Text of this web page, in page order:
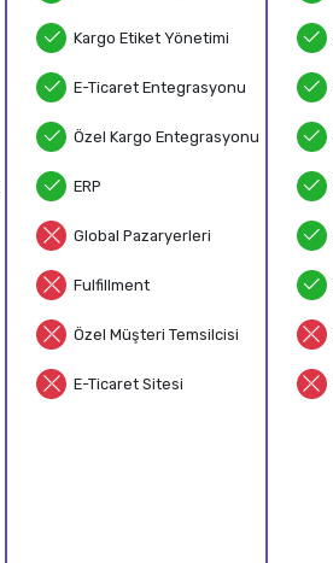
Kargo Etiket Yönetimi
E-Ticaret Entegrasyonu
Özel Kargo Entegrasyonu
ERP
Global Pazaryerleri
Fulfillment
Özel Müşteri Temsilcisi
E-Ticaret Sitesi